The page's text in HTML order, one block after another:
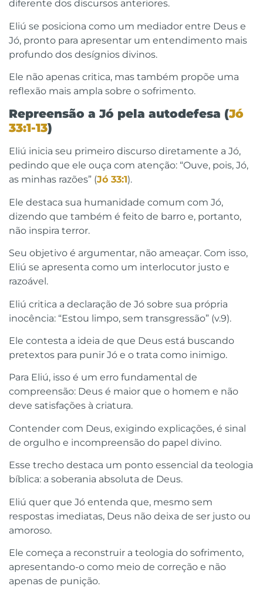
diferente dos discursos anteriores.
Eliú se posiciona como um mediador entre Deus e
Jó, pronto para apresentar um entendimento mais
profundo dos desígnios divinos.
Ele não apenas critica, mas também propõe uma
reflexão mais ampla sobre o sofrimento.
Repreensão a Jó pela autodefesa (Jó
33:1-13)
Eliú inicia seu primeiro discurso diretamente a Jó,
pedindo que ele ouça com atenção: “Ouve, pois, Jó,
as minhas razões” (Jó 33:1).
Ele destaca sua humanidade comum com Jó,
dizendo que também é feito de barro e, portanto,
não inspira terror.
Seu objetivo é argumentar, não ameaçar. Com isso,
Eliú se apresenta como um interlocutor justo e
razoável.
Eliú critica a declaração de Jó sobre sua própria
inocência: “Estou limpo, sem transgressão” (v.9).
Ele contesta a ideia de que Deus está buscando
pretextos para punir Jó e o trata como inimigo.
Para Eliú, isso é um erro fundamental de
compreensão: Deus é maior que o homem e não
deve satisfações à criatura.
Contender com Deus, exigindo explicações, é sinal
de orgulho e incompreensão do papel divino.
Esse trecho destaca um ponto essencial da teologia
bíblica: a soberania absoluta de Deus.
Eliú quer que Jó entenda que, mesmo sem
respostas imediatas, Deus não deixa de ser justo ou
amoroso.
Ele começa a reconstruir a teologia do sofrimento,
apresentando-o como meio de correção e não
apenas de punição.